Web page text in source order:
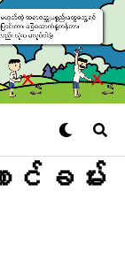
ာင်ခမ်း